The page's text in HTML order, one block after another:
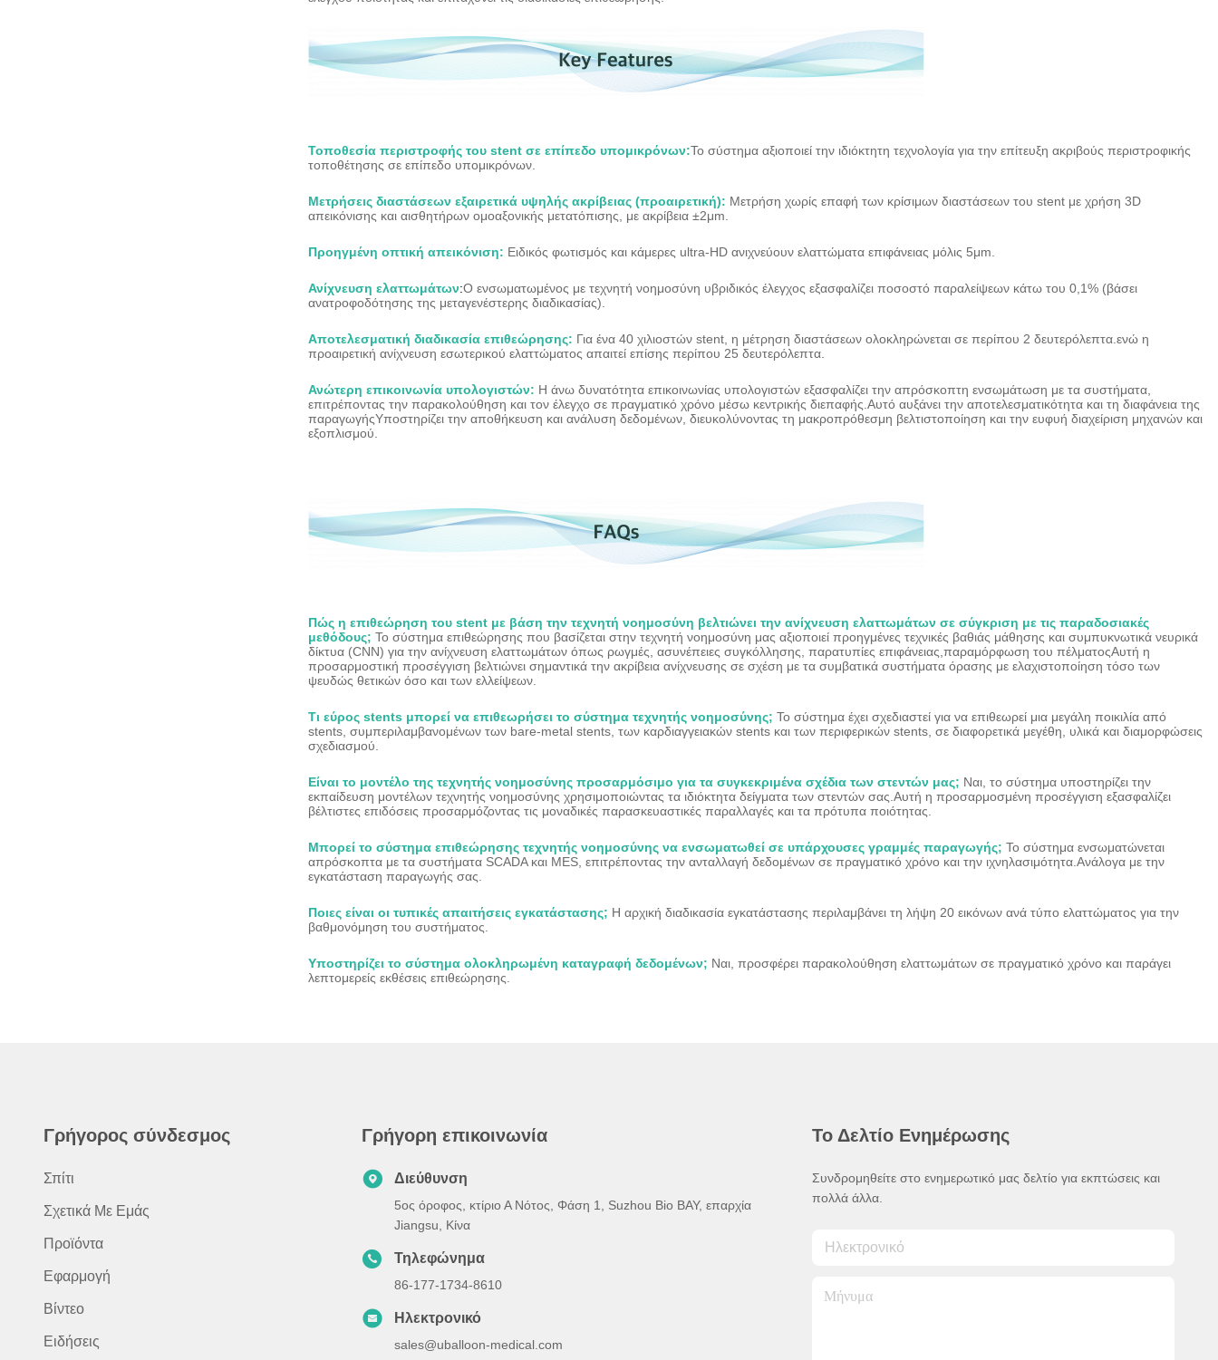
Τοποθεσία περιστροφής του stent σε επίπεδο υπομικρόνων:Το σύστημα αξιοποιεί την ιδιόκτητη τεχνολογία για την επίτευξη ακριβούς περιστροφικής
τοποθέτησης σε επίπεδο υπομικρόνων.
Μετρήσεις διαστάσεων εξαιρετικά υψηλής ακρίβειας (προαιρετική): Μετρήση χωρίς επαφή των κρίσιμων διαστάσεων του stent με χρήση 3D
απεικόνισης και αισθητήρων ομοαξονικής μετατόπισης, με ακρίβεια ±2μm.
Προηγμένη οπτική απεικόνιση: Ειδικός φωτισμός και κάμερες ultra-HD ανιχνεύουν ελαττώματα επιφάνειας μόλις 5μm.
Ανίχνευση ελαττωμάτων:Ο ενσωματωμένος με τεχνητή νοημοσύνη υβριδικός έλεγχος εξασφαλίζει ποσοστό παραλείψεων κάτω του 0,1% (βάσει
ανατροφοδότησης της μεταγενέστερης διαδικασίας).
Αποτελεσματική διαδικασία επιθεώρησης: Για ένα 40 χιλιοστών stent, η μέτρηση διαστάσεων ολοκληρώνεται σε περίπου 2 δευτερόλεπτα.ενώ η
προαιρετική ανίχνευση εσωτερικού ελαττώματος απαιτεί επίσης περίπου 25 δευτερόλεπτα.
Ανώτερη επικοινωνία υπολογιστών: Η άνω δυνατότητα επικοινωνίας υπολογιστών εξασφαλίζει την απρόσκοπτη ενσωμάτωση με τα συστήματα,
επιτρέποντας την παρακολούθηση και τον έλεγχο σε πραγματικό χρόνο μέσω κεντρικής διεπαφής.Αυτό αυξάνει την αποτελεσματικότητα και τη διαφάνεια της
παραγωγήςΥποστηρίζει την αποθήκευση και ανάλυση δεδομένων, διευκολύνοντας τη μακροπρόθεσμη βελτιστοποίηση και την ευφυή διαχείριση μηχανών και
εξοπλισμού.
Πώς η επιθεώρηση του stent με βάση την τεχνητή νοημοσύνη βελτιώνει την ανίχνευση ελαττωμάτων σε σύγκριση με τις παραδοσιακές
μεθόδους; Το σύστημα επιθεώρησης που βασίζεται στην τεχνητή νοημοσύνη μας αξιοποιεί προηγμένες τεχνικές βαθιάς μάθησης και συμπυκνωτικά νευρικά
δίκτυα (CNN) για την ανίχνευση ελαττωμάτων όπως ρωγμές, ασυνέπειες συγκόλλησης, παρατυπίες επιφάνειας,παραμόρφωση του πέλματοςΑυτή η
προσαρμοστική προσέγγιση βελτιώνει σημαντικά την ακρίβεια ανίχνευσης σε σχέση με τα συμβατικά συστήματα όρασης με ελαχιστοποίηση τόσο των
ψευδώς θετικών όσο και των ελλείψεων.
Τι εύρος stents μπορεί να επιθεωρήσει το σύστημα τεχνητής νοημοσύνης; Το σύστημα έχει σχεδιαστεί για να επιθεωρεί μια μεγάλη ποικιλία από
stents, συμπεριλαμβανομένων των bare-metal stents, των καρδιαγγειακών stents και των περιφερικών stents, σε διαφορετικά μεγέθη, υλικά και διαμορφώσεις
σχεδιασμού.
Είναι το μοντέλο της τεχνητής νοημοσύνης προσαρμόσιμο για τα συγκεκριμένα σχέδια των στεντών μας; Ναι, το σύστημα υποστηρίζει την
εκπαίδευση μοντέλων τεχνητής νοημοσύνης χρησιμοποιώντας τα ιδιόκτητα δείγματα των στεντών σας.Αυτή η προσαρμοσμένη προσέγγιση εξασφαλίζει
βέλτιστες επιδόσεις προσαρμόζοντας τις μοναδικές παρασκευαστικές παραλλαγές και τα πρότυπα ποιότητας.
Μπορεί το σύστημα επιθεώρησης τεχνητής νοημοσύνης να ενσωματωθεί σε υπάρχουσες γραμμές παραγωγής; Το σύστημα ενσωματώνεται
απρόσκοπτα με τα συστήματα SCADA και MES, επιτρέποντας την ανταλλαγή δεδομένων σε πραγματικό χρόνο και την ιχνηλασιμότητα.Ανάλογα με την
εγκατάσταση παραγωγής σας.
Ποιες είναι οι τυπικές απαιτήσεις εγκατάστασης; Η αρχική διαδικασία εγκατάστασης περιλαμβάνει τη λήψη 20 εικόνων ανά τύπο ελαττώματος για την
βαθμονόμηση του συστήματος.
Υποστηρίζει το σύστημα ολοκληρωμένη καταγραφή δεδομένων; Ναι, προσφέρει παρακολούθηση ελαττωμάτων σε πραγματικό χρόνο και παράγει
λεπτομερείς εκθέσεις επιθεώρησης.
Γρήγορος σύνδεσμος
Σπίτι
Σχετικά Με Εμάς
Προϊόντα
Εφαρμογή
Βίντεο
Ειδήσεις
Γρήγορη επικοινωνία
Διεύθυνση
5ος όροφος, κτίριο Α Νότος, Φάση 1, Suzhou Bio BAY, επαρχία
Jiangsu, Κίνα
Τηλεφώνημα
86-177-1734-8610
Ηλεκτρονικό
sales@uballoon-medical.com
Το Δελτίο Ενημέρωσης
Συνδρομηθείτε στο ενημερωτικό μας δελτίο για εκπτώσεις και
πολλά άλλα.